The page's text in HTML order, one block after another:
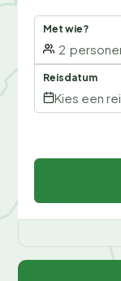
Met wie?
2
Reisdatum
Kies een